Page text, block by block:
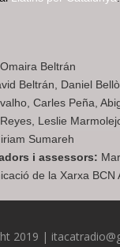
Omaira Beltrán
Beltrán, Daniel
Carles Peña,
Leslie
Sumareh
i assessors:
de la Xarxa BCN
2019 |